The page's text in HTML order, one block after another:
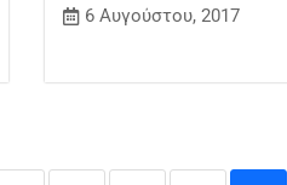
6 Αυγούστου, 2017